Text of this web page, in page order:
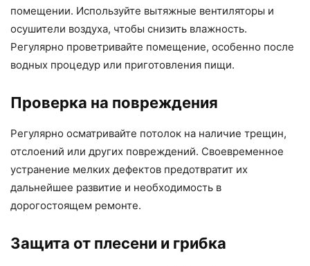
помещении. Используйте вытяжные вентиляторы и
осушители воздуха, чтобы снизить влажность.
Регулярно проветривайте помещение, особенно после
водных процедур или приготовления пищи.
Проверка на повреждения
Регулярно осматривайте потолок на наличие трещин,
отслоений или других повреждений. Своевременное
устранение мелких дефектов предотвратит их
дальнейшее развитие и необходимость в
дорогостоящем ремонте.
Защита от плесени и грибка